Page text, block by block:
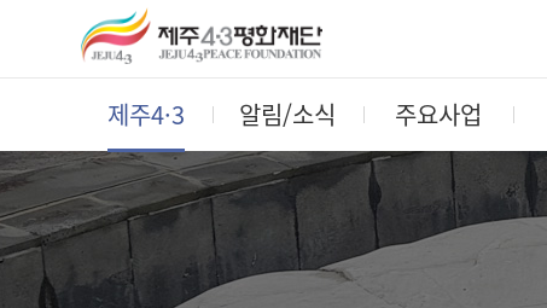
제주4·3 알림/소식 주요사업